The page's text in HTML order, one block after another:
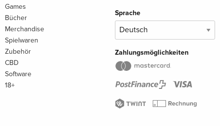
Games
Bücher
Merchandise
Spielwaren
Zubehör
CBD
Software
18+
Sprache
Zahlungsmöglichkeiten